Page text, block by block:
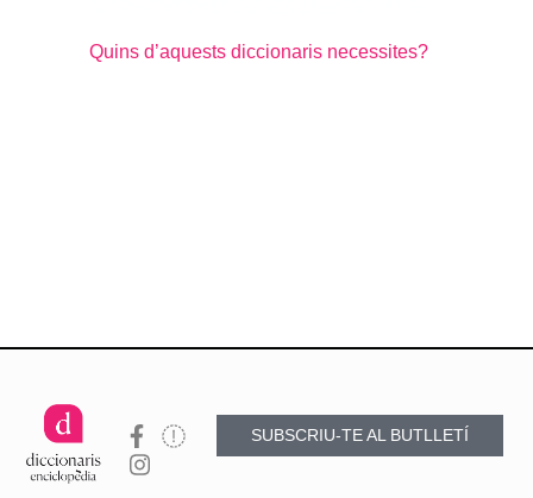
Quins d’aquests diccionaris necessites?
SUBSCRIU-TE AL BUTLLETÍ